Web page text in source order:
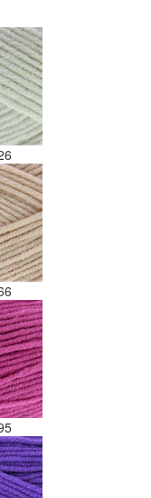
kleurcode bij
Had ook 3x 50
maar door de
zitten er nu
kleuren vezels in
vind ik erg jammer.
moet ik
dat ik de juiste
de juiste bol heb
een tip om de
in te pakken met
kleur het is?
ik deze shop
wat betreft
prijs/kwaliteit